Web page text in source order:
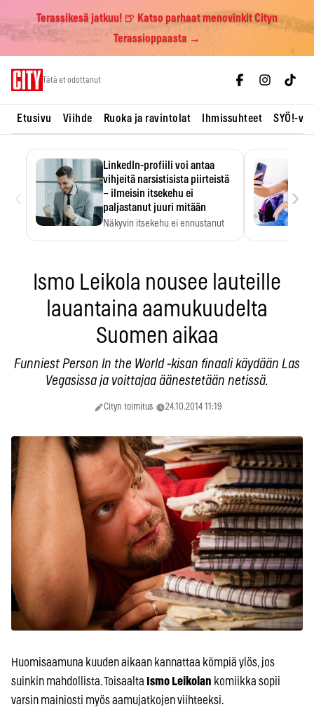
Terassikesä jatkuu! 🍺 Katso parhaat menovinkit Cityn
Terassioppaasta →
Tätä et odottanut
Etusivu Viihde Ruoka ja ravintolat Ihmissuhteet SYÖ!-
LinkedIn-profiili voi antaa
vihjeitä narsistisista piirteistä
– ilmeisin itsekehu ei
paljastanut juuri mitään
Näkyvin itsekehu ei ennustanut
›
Ismo Leikola nousee lauteille
lauantaina aamukuudelta
Suomen aikaa
Funniest Person In the World -kisan finaali käydään Las
Vegasissa ja voittajaa äänestetään netissä.
Cityn toimitus 24.10.2014 11:19
Huomisaamuna kuuden aikaan kannattaa kömpiä ylös, jos
suinkin mahdollista. Toisaalta Ismo Leikolan komiikka sopii
varsin mainiosti myös aamujatkojen viihteeksi.